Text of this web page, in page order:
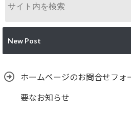
New Post
ホームページのお問合せフォ
要なお知らせ